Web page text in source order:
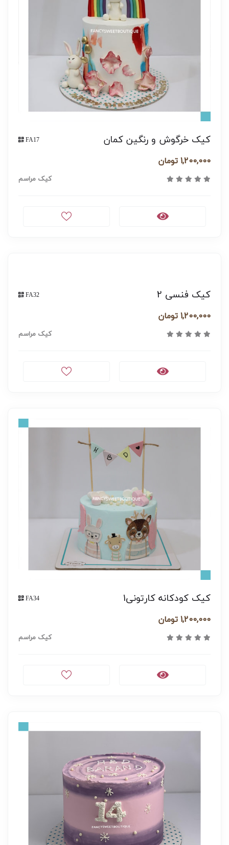
کیک خرگوش و رنگین کمان FA17
1,200,000 تومان
کیک مراسم
کیک فنسی 2 FA32
1,200,000 تومان
کیک مراسم
کیک کودکانه کارتونی1 FA34
1,200,000 تومان
کیک مراسم